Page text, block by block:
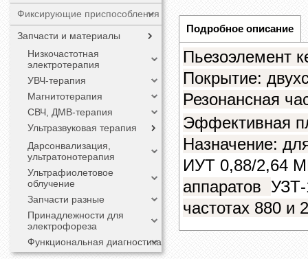
Фиксирующие приспособления
Запчасти и материалы
Низкочастотная
электротерапия
УВЧ-терапия
Магнитотерапия
СВЧ, ДМВ-терапия
Ультразвуковая терапия
Дарсонвализация,
ультратонотерапия
Ультрафиолетовое
облучение
Запчасти разные
Принадлежности для
электрофореза
Функциональная диагностика
Подробное описание
Пьезоэлемент
Покрытие:
Резонансная
Эффективная
Назначение:
ИУТ 0,88/2,64
аппаратов
частотах 880 и